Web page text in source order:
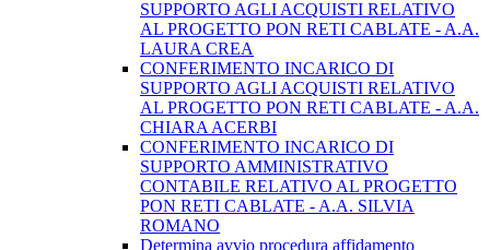
SUPPORTO AGLI ACQUISTI RELATIVO
AL PROGETTO PON RETI CABLATE - A.A.
LAURA CREA
CONFERIMENTO INCARICO DI
SUPPORTO AGLI ACQUISTI RELATIVO
AL PROGETTO PON RETI CABLATE - A.A.
CHIARA ACERBI
CONFERIMENTO INCARICO DI
SUPPORTO AMMINISTRATIVO
CONTABILE RELATIVO AL PROGETTO
PON RETI CABLATE - A.A. SILVIA
ROMANO
Determina avvio procedura affidamento